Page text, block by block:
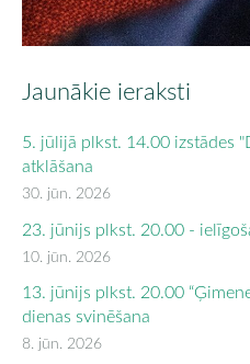
Jaunākie ieraksti
5. jūlijā plkst. 14.00 izstādes
atklāšana
30. jūn. 2026
23. jūnijs plkst. 20.00 -
10. jūn. 2026
13. jūnijs plkst. 20.00
dienas svinēšana
8. jūn. 2026